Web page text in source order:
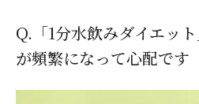
Q.「1分水飲みダイエッ
が頻繁になって心配です